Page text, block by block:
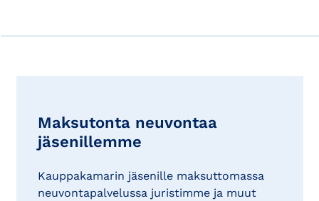
Maksutonta neuvontaa
jäsenillemme
Kauppakamarin jäsenille maksuttomassa
neuvontapalvelussa juristimme ja muut